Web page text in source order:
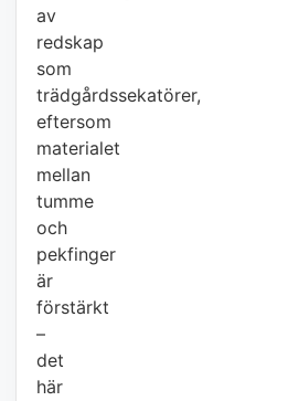
av
redskap
som
trädgårdssekatörer,
eftersom
materialet
mellan
tumme
och
pekfinger
är
förstärkt
–
det
här